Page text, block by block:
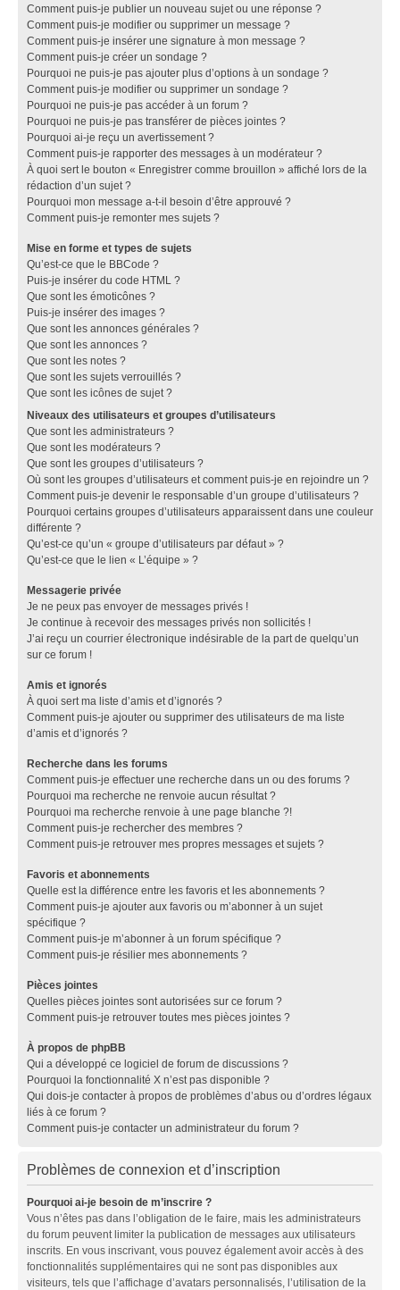
Comment puis-je publier un nouveau sujet ou une réponse ?
Comment puis-je modifier ou supprimer un message ?
Comment puis-je insérer une signature à mon message ?
Comment puis-je créer un sondage ?
Pourquoi ne puis-je pas ajouter plus d’options à un sondage ?
Comment puis-je modifier ou supprimer un sondage ?
Pourquoi ne puis-je pas accéder à un forum ?
Pourquoi ne puis-je pas transférer de pièces jointes ?
Pourquoi ai-je reçu un avertissement ?
Comment puis-je rapporter des messages à un modérateur ?
À quoi sert le bouton « Enregistrer comme brouillon » affiché lors de la
rédaction d’un sujet ?
Pourquoi mon message a-t-il besoin d’être approuvé ?
Comment puis-je remonter mes sujets ?
Mise en forme et types de sujets
Qu’est-ce que le BBCode ?
Puis-je insérer du code HTML ?
Que sont les émoticônes ?
Puis-je insérer des images ?
Que sont les annonces générales ?
Que sont les annonces ?
Que sont les notes ?
Que sont les sujets verrouillés ?
Que sont les icônes de sujet ?
Niveaux des utilisateurs et groupes d’utilisateurs
Que sont les administrateurs ?
Que sont les modérateurs ?
Que sont les groupes d’utilisateurs ?
Où sont les groupes d’utilisateurs et comment puis-je en rejoindre un ?
Comment puis-je devenir le responsable d’un groupe d’utilisateurs ?
Pourquoi certains groupes d’utilisateurs apparaissent dans une couleur
différente ?
Qu’est-ce qu’un « groupe d’utilisateurs par défaut » ?
Qu’est-ce que le lien « L’équipe » ?
Messagerie privée
Je ne peux pas envoyer de messages privés !
Je continue à recevoir des messages privés non sollicités !
J’ai reçu un courrier électronique indésirable de la part de quelqu’un
sur ce forum !
Amis et ignorés
À quoi sert ma liste d’amis et d’ignorés ?
Comment puis-je ajouter ou supprimer des utilisateurs de ma liste
d’amis et d’ignorés ?
Recherche dans les forums
Comment puis-je effectuer une recherche dans un ou des forums ?
Pourquoi ma recherche ne renvoie aucun résultat ?
Pourquoi ma recherche renvoie à une page blanche ?!
Comment puis-je rechercher des membres ?
Comment puis-je retrouver mes propres messages et sujets ?
Favoris et abonnements
Quelle est la différence entre les favoris et les abonnements ?
Comment puis-je ajouter aux favoris ou m’abonner à un sujet
spécifique ?
Comment puis-je m’abonner à un forum spécifique ?
Comment puis-je résilier mes abonnements ?
Pièces jointes
Quelles pièces jointes sont autorisées sur ce forum ?
Comment puis-je retrouver toutes mes pièces jointes ?
À propos de phpBB
Qui a développé ce logiciel de forum de discussions ?
Pourquoi la fonctionnalité X n’est pas disponible ?
Qui dois-je contacter à propos de problèmes d’abus ou d’ordres légaux
liés à ce forum ?
Comment puis-je contacter un administrateur du forum ?
Problèmes de connexion et d’inscription
Pourquoi ai-je besoin de m’inscrire ?
Vous n’êtes pas dans l’obligation de le faire, mais les administrateurs
du forum peuvent limiter la publication de messages aux utilisateurs
inscrits. En vous inscrivant, vous pouvez également avoir accès à des
fonctionnalités supplémentaires qui ne sont pas disponibles aux
visiteurs, tels que l’affichage d’avatars personnalisés, l’utilisation de la